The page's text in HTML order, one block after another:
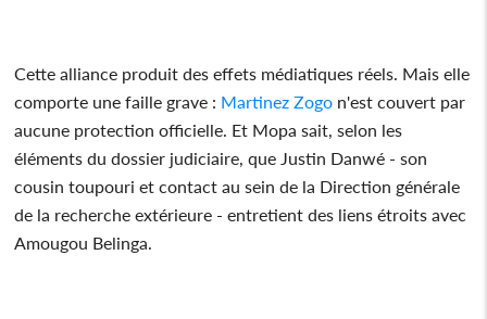
Cette alliance produit des effets médiatiques réels. Mais elle
comporte une faille grave : Martinez Zogo n'est couvert par
aucune protection officielle. Et Mopa sait, selon les
éléments du dossier judiciaire, que Justin Danwé - son
cousin toupouri et contact au sein de la Direction générale
de la recherche extérieure - entretient des liens étroits avec
Amougou Belinga.